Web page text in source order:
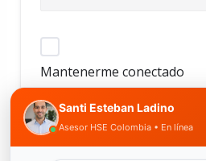
Mantenerme conectado
ACCEDER
Santi Esteban Ladino
Asesor HSE Colombia • En línea